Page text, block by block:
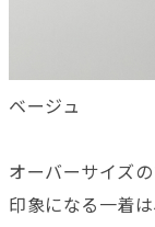
ベージュ
オーバーサイズ
印象になる一着